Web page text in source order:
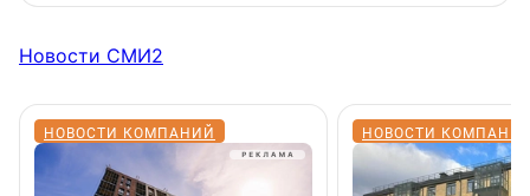
Новости СМИ2
НОВОСТИ КОМПАНИЙ НОВОСТИ